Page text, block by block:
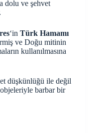
dolu ve şehvet
‘in Türk Hamamı
ve Doğu mitinin
kullanılmasına
düşkünlüğü ile değil
objeleriyle barbar bir